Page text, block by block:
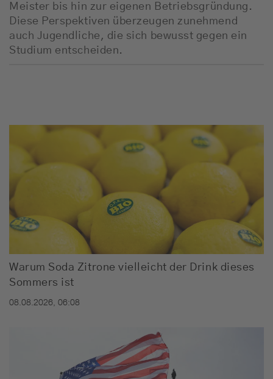
Meister bis hin zur eigenen Betriebsgründung.
Diese Perspektiven überzeugen zunehmend
auch Jugendliche, die sich bewusst gegen ein
Studium entscheiden.
Warum Soda Zitrone vielleicht der Drink dieses
Sommers ist
08.08.2026, 06:08